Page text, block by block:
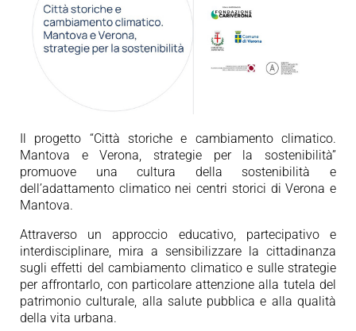
Il progetto “Città storiche e cambiamento climatico.
Mantova e Verona, strategie per la sostenibilità”
promuove una cultura della sostenibilità e
dell’adattamento climatico nei centri storici di Verona e
Mantova.
Attraverso un approccio educativo, partecipativo e
interdisciplinare, mira a sensibilizzare la cittadinanza
sugli effetti del cambiamento climatico e sulle strategie
per affrontarlo, con particolare attenzione alla tutela del
patrimonio culturale, alla salute pubblica e alla qualità
della vita urbana.